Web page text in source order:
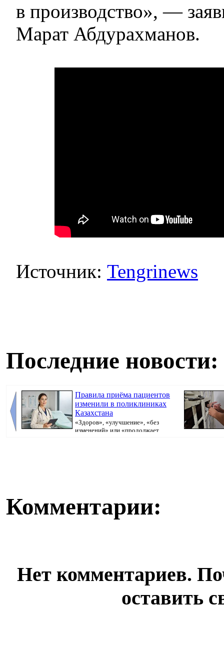
в производство», —
Марат Абдурахманов.
Источник: Tengrinews
Последние новости:
Правила приёма пациентов
изменили в поликлиниках
Казахстана
«Здоров», «улучшение», «без
изменений» или «продолжает
Комментарии:
Нет комментариев.
оставить